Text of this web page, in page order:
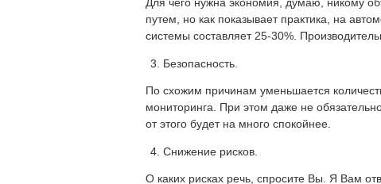
путем, но как показывает практика, на
системы составляет 25-30%.
Безопасность.
По схожим причинам уменьшается
мониторинга. При этом даже не
от этого будет на много спокойнее.
Снижение рисков.
О каких рисках речь, спросите Вы. Я Вам